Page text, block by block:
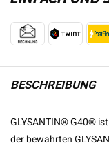
BESCHREIBUNG
GLYSANTIN® G40®
der bewährten